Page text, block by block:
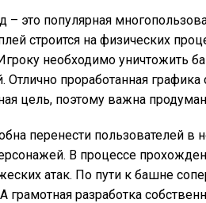
– это популярная
строится на физических
необходимо уничтожить
Отлично проработанная
цель, поэтому важна
перенести пользователей
В процессе
атак. По пути к башне
грамотная разработка